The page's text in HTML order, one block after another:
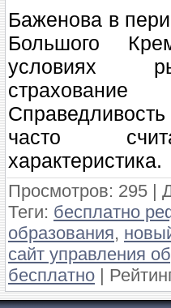
Баженова в
Большого
условиях
часто
характеристика.
Просмотров: 295 |
Теги: бесплатно
образования,
сайт управления
бесплатно |